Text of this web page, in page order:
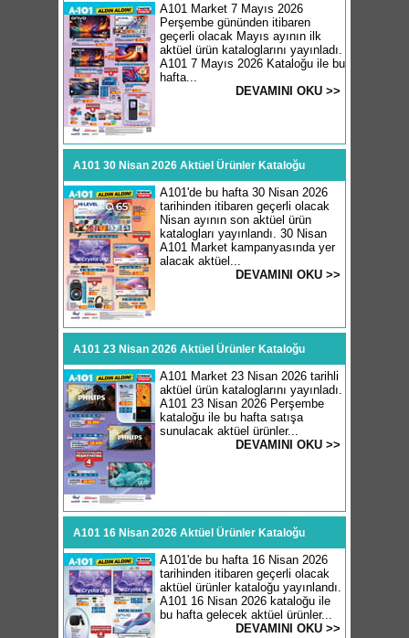
A101 Market 7 Mayıs 2026
Perşembe gününden itibaren
geçerli olacak Mayıs ayının ilk
aktüel ürün kataloglarını yayınladı.
A101 7 Mayıs 2026 Kataloğu ile bu
hafta...
DEVAMINI OKU >>
A101 30 Nisan 2026 Aktüel Ürünler Kataloğu
A101'de bu hafta 30 Nisan 2026
tarihinden itibaren geçerli olacak
Nisan ayının son aktüel ürün
katalogları yayınlandı. 30 Nisan
A101 Market kampanyasında yer
alacak aktüel...
DEVAMINI OKU >>
A101 23 Nisan 2026 Aktüel Ürünler Kataloğu
A101 Market 23 Nisan 2026 tarihli
aktüel ürün kataloglarını yayınladı.
A101 23 Nisan 2026 Perşembe
kataloğu ile bu hafta satışa
sunulacak aktüel ürünler...
DEVAMINI OKU >>
A101 16 Nisan 2026 Aktüel Ürünler Kataloğu
A101'de bu hafta 16 Nisan 2026
tarihinden itibaren geçerli olacak
aktüel ürünler kataloğu yayınlandı.
A101 16 Nisan 2026 kataloğu ile
bu hafta gelecek aktüel ürünler...
DEVAMINI OKU >>